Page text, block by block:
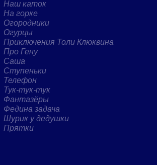
Наш каток
На горке
Огородники
Огурцы
Приключения Толи Клюквина
Про Гену
Саша
Ступеньки
Телефон
Тук-тук-тук
Фантазёры
Федина задача
Шурик у дедушки
Прятки